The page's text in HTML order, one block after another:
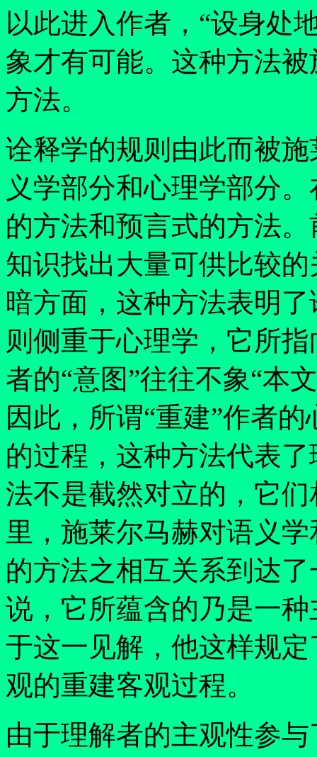
以此进入作者， “设身处
象才有可能。这种方法
方法。
诠释学的规则由此而被
义学部分和心理学部分
的方法和预言式的方法
知识找出大量可供比较
暗方面，这种方法表明
则侧重于心理学，它所
者的“意图”往往不象“本文
因此，所谓“重建”作者的
的过程，这种方法代表
法不是截然对立的，它
里，施莱尔马赫对语义
的方法之相互关系到达
说，它所蕴含的乃是一
于这一见解，他这样规
观的重建客观过程。
由于理解者的主观性参